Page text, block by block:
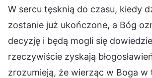
W sercu tęsknią do czasu, kiedy
zostanie już ukończone, a Bóg
decyzję i będą mogli się
rzeczywiście zyskają
zrozumieją, że wierząc w Boga w